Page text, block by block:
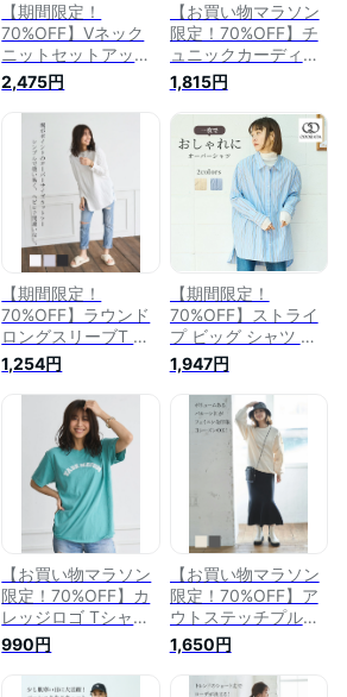
【期間限定！
70%OFF】Vネック
ニットセットアップ
セットアップ Vネッ
ク 楽ちん レディー
ス 体型カバー ゆっ
たり お尻隠れる か
わいい おしゃれ カ
ジュアル レディース
モカ ブラック 大人
カジュアル フリーサ
イズ 秋冬 ODORATA
オドラタ
2,475円
【お買い物マラソン
限定！70%OFF】チ
ュニックカーディガ
ン チュニック カー
ディガン レディース
体型カバー オーバー
サイズ ゆったり お
しゃれ オシャレ か
わいい 可愛い きれ
いめ 長袖 カジュア
ル オフホワイト グ
リーン 大人カジュア
ル 秋冬 ODORATA
オドラタ
1,815円
【期間限定！
70%OFF】ラウンド
ロングスリーブT ロ
ンT レディース Tシ
ャツ ティーシャツ
トップス カットソー
長袖 お尻隠れる 体
型カバー シンプル
カジュアル 楽ちん
ホワイト ブラック
グレー フリーサイズ
大人カジュアル 秋冬
ODORATA オドラタ
1,254円
【期間限定！
70%OFF】ストライ
プ ビッグ シャツ レ
ディース オーバーサ
イズ ストライプ カ
ジュアル お尻が隠れ
る 体型カバー 羽織
り しわになりにくい
かわいい 可愛い お
しゃれ オシャレ ブ
ルー イエロー フリ
ーサイズ 大人カジュ
アル 秋冬ODORATA
オドラタ
1,947円
【お買い物マラソン
限定！70%OFF】カ
レッジロゴ Tシャツ
半袖 ロゴT トップス
カットソー プルオー
バー レディース オ
990円
【お買い物マラソン
限定！70%OFF】ア
ウトステッチプルオ
ーバー ステッチ カ
ジュアル 裏毛 バル
ーン袖 レイヤード
1,650円